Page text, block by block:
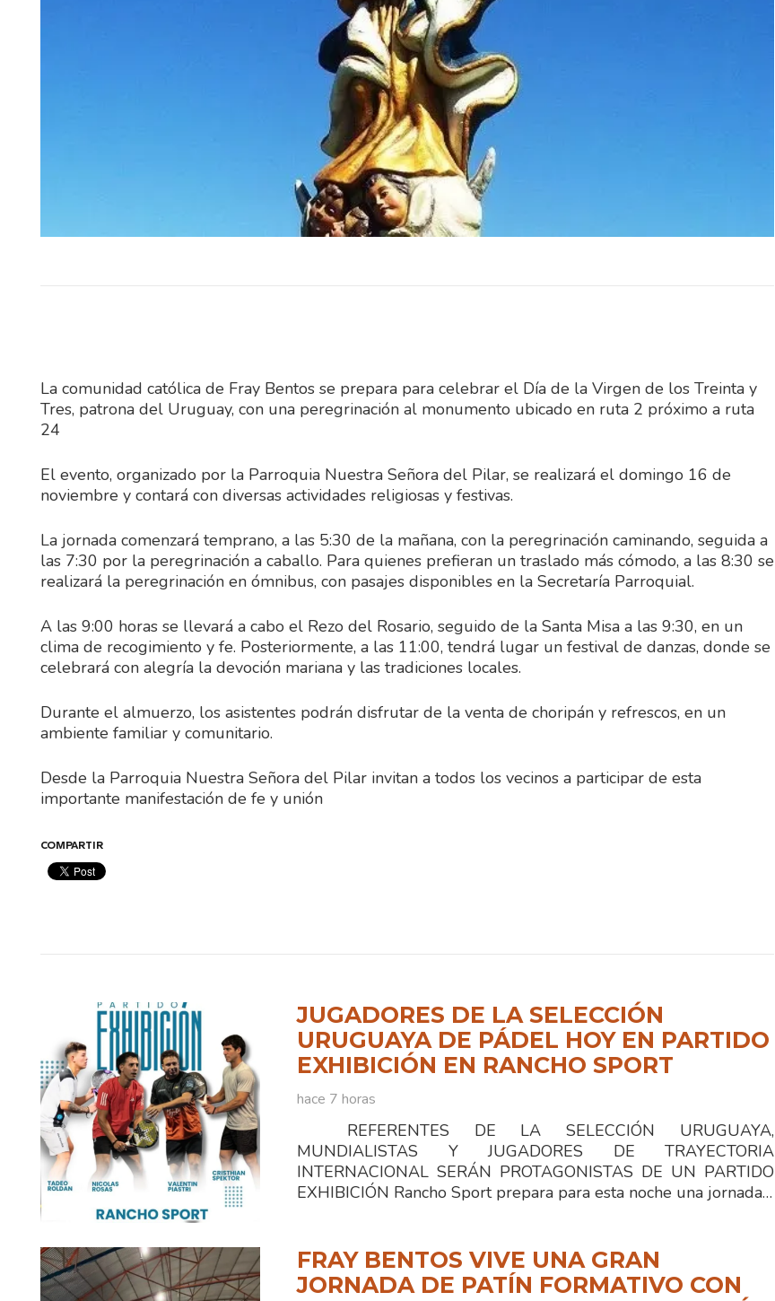
La comunidad católica de Fray Bentos se prepara para celebrar el Día de la Virgen de los Treinta y
Tres, patrona del Uruguay, con una peregrinación al monumento ubicado en ruta 2 próximo a ruta
24
El evento, organizado por la Parroquia Nuestra Señora del Pilar, se realizará el domingo 16 de
noviembre y contará con diversas actividades religiosas y festivas.
La jornada comenzará temprano, a las 5:30 de la mañana, con la peregrinación caminando, seguida a
las 7:30 por la peregrinación a caballo. Para quienes prefieran un traslado más cómodo, a las 8:30 se
realizará la peregrinación en ómnibus, con pasajes disponibles en la Secretaría Parroquial.
A las 9:00 horas se llevará a cabo el Rezo del Rosario, seguido de la Santa Misa a las 9:30, en un
clima de recogimiento y fe. Posteriormente, a las 11:00, tendrá lugar un festival de danzas, donde se
celebrará con alegría la devoción mariana y las tradiciones locales.
Durante el almuerzo, los asistentes podrán disfrutar de la venta de choripán y refrescos, en un
ambiente familiar y comunitario.
Desde la Parroquia Nuestra Señora del Pilar invitan a todos los vecinos a participar de esta
importante manifestación de fe y unión
COMPARTIR
JUGADORES DE LA SELECCIÓN
URUGUAYA DE PÁDEL HOY EN PARTIDO
EXHIBICIÓN EN RANCHO SPORT
hace 7 horas
REFERENTES DE LA SELECCIÓN URUGUAYA,
MUNDIALISTAS Y JUGADORES DE TRAYECTORIA
INTERNACIONAL SERÁN PROTAGONISTAS DE UN PARTIDO
EXHIBICIÓN Rancho Sport prepara para esta noche una jornada…
FRAY BENTOS VIVE UNA GRAN
JORNADA DE PATÍN FORMATIVO CON
REFERENTES DE LA SELECCIÓN
URUGUAYA, MUNDIALISTAS Y
JUGADORES DE TRAYECTORIA